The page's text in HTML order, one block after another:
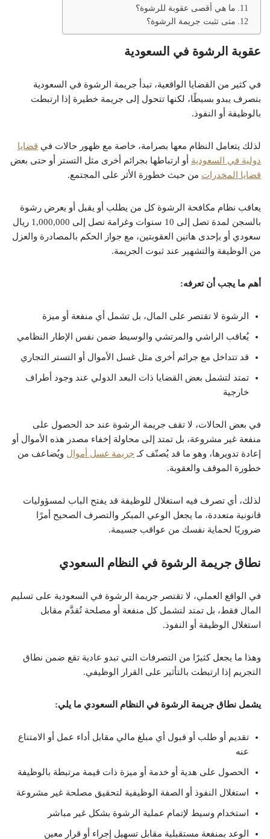
ما هي أقصى عقوبة للرشوة؟
متى تثبت جريمة الرشوة؟
عقوبة الرشوة في السعودية
في كثير من القضايا الواقعية، تبدأ جريمة الرشوة في السعودية
بتصرف يبدو بسيطًا، لكنها تتحول إلى جريمة خطيرة إذا ارتبطت
بالوظيفة أو النفوذ.
لذلك يتعامل النظام معها بصرامة، خاصة مع ظهور حالات في قضايا
دولية في السعودية أو ارتباطها بجرائم أخرى مثل التستر أو حتى بعض
قضايا المخدرات من حيث خطورة الأثر على المجتمع.
يعاقب نظام مكافحة الرشوة كل من يطلب أو يقبل أو يعرض رشوة
بالسجن لمدة تصل إلى 10 سنوات وغرامة تصل إلى 1,000,000 ريال
سعودي أو بإحدى هاتين العقوبتين، مع جواز الحكم بالمصادرة والعزل
من الوظيفة والتشهير عند ثبوت الجريمة.
أهم ما يجب أن تعرفه:
الرشوة لا تقتصر على المال، بل تشمل أي منفعة أو ميزة
يُعاقب الراشي والمرتشي والوسيط ضمن نفس الإطار النظامي
قد تتداخل مع جرائم أخرى مثل غسل الأموال أو التستر التجاري
تمتد لتشمل بعض القضايا ذات البعد الدولي عند وجود أطراف
خارجية
في بعض الحالات، لا تقف جريمة الرشوة عند حد الحصول على
منفعة غير مشروعة، بل تمتد إلى محاولة إخفاء مصدر هذه الأموال أو
إعادة تدويرها، وهو ما قد يُصنّف كـ جريمة غسل أموال ويُضاعف من
خطورة الموقف والعقوبة.
لذلك، أي تصرف فيه استغلال للوظيفة قد يفتح الباب لمسؤوليات
قانونية متعددة، ما يجعل الوعي المبكر والتصرف الصحيح أمرًا
ضروريًا لحماية نفسك من عواقب جسيمة.
نطاق جريمة الرشوة في النظام السعودي
في الواقع العملي، لا تقتصر جريمة الرشوة في السعودية على تسليم
المال فقط، بل تمتد لتشمل كل منفعة أو مصلحة تُقدَّم مقابل
استغلال الوظيفة أو النفوذ.
وهذا ما يجعل كثيرًا من التصرفات التي تبدو عادية تقع ضمن نطاق
التجريم إذا ارتبطت بالتأثير على القرار الوظيفي.
يشمل نطاق جريمة الرشوة في النظام السعودي ما يلي:
تقديم أو طلب أو قبول أي مبلغ مالي مقابل أداء عمل أو الامتناع
عنه
الحصول على هدية أو خدمة أو ميزة ذات قيمة مرتبطة بالوظيفة
استغلال النفوذ أو الصفة الوظيفية لتحقيق مصلحة غير مشروعة
استخدام وسيط لإتمام عملية الرشوة بشكل غير مباشر
الوعد بمنفعة مستقبلية مقابل تسهيل إجراء أو قرار معين